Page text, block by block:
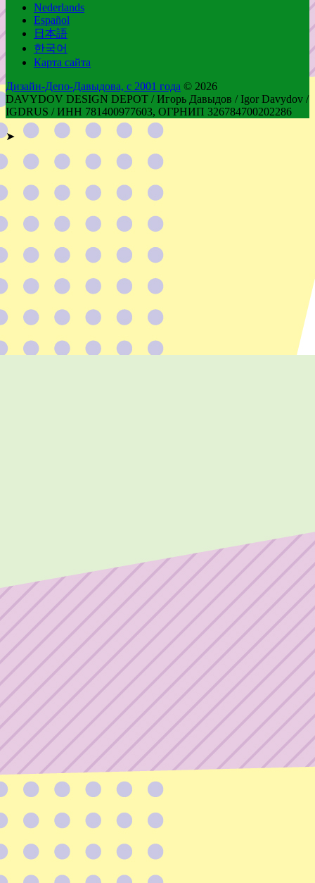
Nederlands
Español
日本語
한국어
Карта сайта
Дизайн-Депо-Давыдова, с 2001 года © 2026
DAVYDOV DESIGN DEPOT / Игорь Давыдов / Igor Davydov /
IGDRUS / ИНН 781400977603, ОГРНИП 326784700202286
➤